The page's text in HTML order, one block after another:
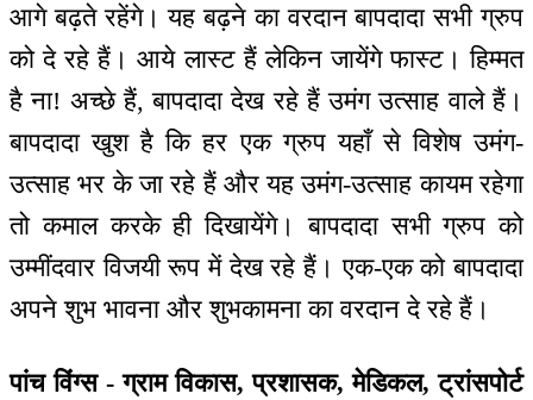
आगे बढ़ते रहेंगे। यह बढ़ने का वरदान बापदादा सभी ग्रुप
को दे रहे हैं। आये लास्ट हैं लेकिन जायेंगे फास्ट। हिम्मत
है ना! अच्छे हैं, बापदादा देख रहे हैं उमंग उत्साह वाले हैं।
बापदादा खुश है कि हर एक ग्रुप यहाँ से विशेष उमंग-
उत्साह भर के जा रहे हैं और यह उमंग-उत्साह कायम रहेगा
तो कमाल करके ही दिखायेंगे। बापदादा सभी ग्रुप को
उम्मींदवार विजयी रूप में देख रहे हैं। एक-एक को बापदादा
अपने शुभ भावना और शुभकामना का वरदान दे रहे हैं।
पांच विंग्स - ग्राम विकास, प्रशासक, मेडिकल, ट्रांसपोर्ट